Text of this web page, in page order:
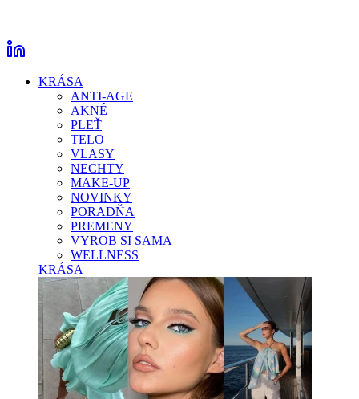
KRÁSA
ANTI-AGE
AKNÉ
PLEŤ
TELO
VLASY
NECHTY
MAKE-UP
NOVINKY
PORADŇA
PREMENY
VYROB SI SAMA
WELLNESS
KRÁSA